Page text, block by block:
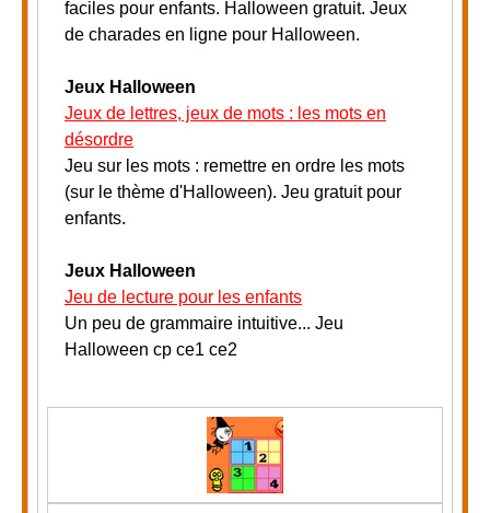
faciles pour enfants. Halloween gratuit. Jeux
de charades en ligne pour Halloween.
Jeux Halloween
Jeux de lettres, jeux de mots : les mots en
désordre
Jeu sur les mots : remettre en ordre les mots
(sur le thème d'Halloween). Jeu gratuit pour
enfants.
Jeux Halloween
Jeu de lecture pour les enfants
Un peu de grammaire intuitive... Jeu
Halloween cp ce1 ce2